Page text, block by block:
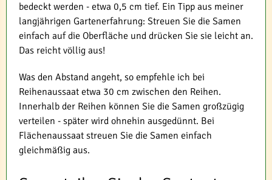
bedeckt werden - etwa 0,5 cm tief. Ein Tipp aus meiner
langjährigen Gartenerfahrung: Streuen Sie die Samen
einfach auf die Oberfläche und drücken Sie sie leicht an.
Das reicht völlig aus!
Was den Abstand angeht, so empfehle ich bei
Reihenaussaat etwa 30 cm zwischen den Reihen.
Innerhalb der Reihen können Sie die Samen großzügig
verteilen - später wird ohnehin ausgedünnt. Bei
Flächenaussaat streuen Sie die Samen einfach
gleichmäßig aus.